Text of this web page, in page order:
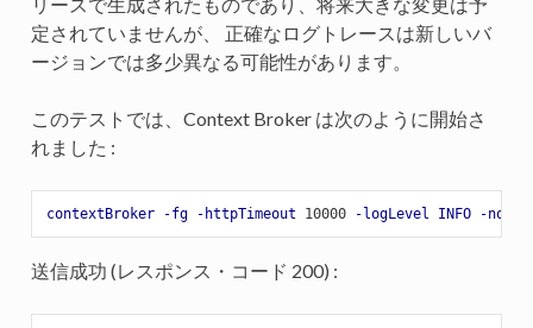
リースで生成されたものであり、将来大きな変更は予
定されていませんが、 正確なログトレースは新しいバ
ージョンでは多少異なる可能性があります。
このテストでは、Context Broker は次のように開始さ
れました :
contextBroker -fg -httpTimeout 10000 -logLevel INFO -
送信成功 (レスポンス・コード 200) :